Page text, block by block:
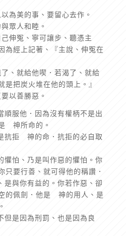
為美的事、要留心去作。
眾人和睦。
伸冤、寧可讓步、聽憑主
為經上記著、『主說、伸冤在
、就給他喫．若渴了、就給
是把炭火堆在他的頭上。』
以善勝惡。
順服他．因為沒有權柄不是出
神所命的。
抗拒 神的命．抗拒的必自取
懼怕、乃是叫作惡的懼怕。你
只要行善、就可得他的稱讚．
與你有益的。你若作惡、卻
的佩劍．他是 神的用人、是
但是因為刑罰、也是因為良